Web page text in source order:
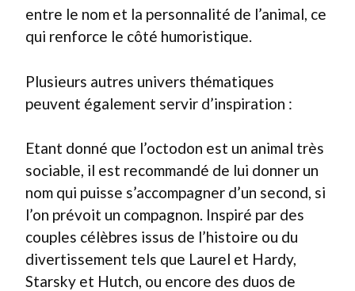
entre le nom et la personnalité de l’animal, ce
qui renforce le côté humoristique.
Plusieurs autres univers thématiques
peuvent également servir d’inspiration :
Etant donné que l’octodon est un animal très
sociable, il est recommandé de lui donner un
nom qui puisse s’accompagner d’un second, si
l’on prévoit un compagnon. Inspiré par des
couples célèbres issus de l’histoire ou du
divertissement tels que Laurel et Hardy,
Starsky et Hutch, ou encore des duos de